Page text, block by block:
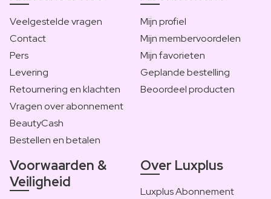
Veelgestelde vragen
Contact
Pers
Levering
Retournering en klachten
Vragen over abonnement
BeautyCash
Bestellen en betalen
Mijn profiel
Mijn membervoordelen
Mijn favorieten
Geplande bestelling
Beoordeel producten
Voorwaarden &
Veiligheid
Over Luxplus
Luxplus Abonnement